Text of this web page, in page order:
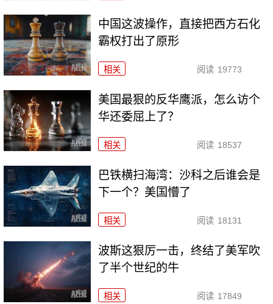
中国这波操作，直接把西方石化
霸权打出了原形
相关 阅读 19773
美国最狠的反华鹰派，怎么访个
华还委屈上了？
相关 阅读 18537
巴铁横扫海湾：沙科之后谁会是
下一个？美国懵了
相关 阅读 18131
波斯这狠厉一击，终结了美军吹
了半个世纪的牛
相关 阅读 17849